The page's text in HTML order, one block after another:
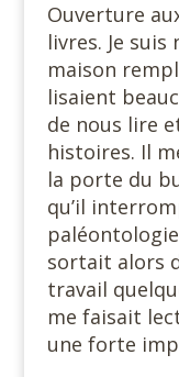
Ouverture
livres. Je suis
maison
lisaient
de nous lire
histoires. Il
la porte du
qu’il
sortait alors
travail
me faisait
une forte